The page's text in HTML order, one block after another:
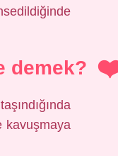
demek?
kavuşmaya